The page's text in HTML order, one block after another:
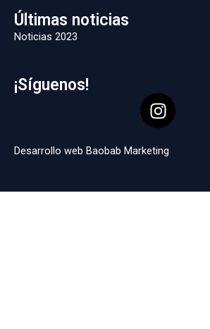
Últimas noticias
Noticias 2023
¡Síguenos!
I
n
t
g
Desarrollo web Baobab Marketing